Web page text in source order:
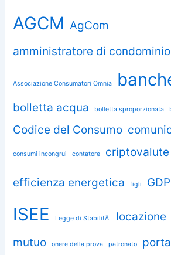
AGCM AgCom
amministratore di condominio
Associazione Consumatori Omnia
bolletta acqua bolletta sproporzionata
Codice del Consumo
consumi incongrui contatore criptovalute
efficienza energetica figli
ISEE
Legge di StabilitÃ locazione
mutuo onere della prova patronato